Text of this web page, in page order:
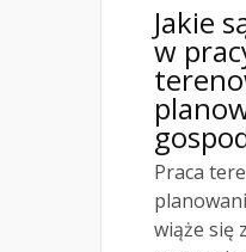
Jakie
w
Praca
wiąże się